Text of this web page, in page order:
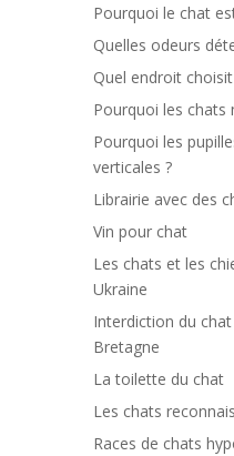
Pourquoi le chat
Quelles odeurs
Quel endroit
Pourquoi les chats
Pourquoi les
verticales ?
Librairie avec des
Vin pour chat
Les chats et les
Ukraine
Interdiction du
Bretagne
La toilette du chat
Les chats
Races de chats